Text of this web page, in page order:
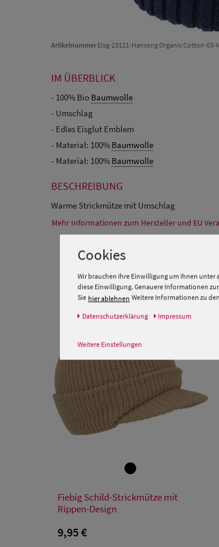
ArtikelnummerEisg-23121-Hanseng Organic Cotton-03-
IM ÜBERBLICK
- 100% Bio Baumwolle
- Umschlag
- Edles Eisglut Emblem
- Material: 100% Baumwolle
- Material: 100% Baumwolle
BESCHREIBUNG
Warme Strickmütze mit Umschlag
Mehr Informationen zum Hersteller und EU
Einheitsgröße
Fiebig Schild-Strickmütze mit
Rippen-Design
9,95 €
Cookies
Wir brauchen Ihre Einwilligung um Ihnen unter
diese Einwilligung. Genauere Informationen
Sie hier ablehnen Weitere Informationen zu
Daten­schutz­erklärung Impressum
Weitere Einstellungen